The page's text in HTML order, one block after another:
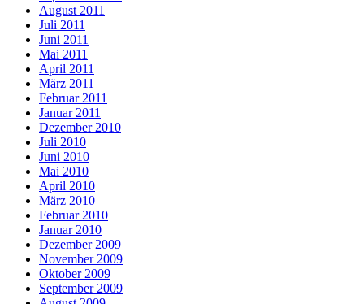
August 2011
Juli 2011
Juni 2011
Mai 2011
April 2011
März 2011
Februar 2011
Januar 2011
Dezember 2010
Juli 2010
Juni 2010
Mai 2010
April 2010
März 2010
Februar 2010
Januar 2010
Dezember 2009
November 2009
Oktober 2009
September 2009